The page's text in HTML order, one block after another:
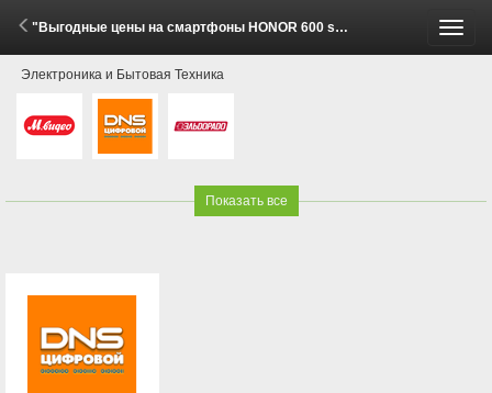
"Выгодные цены на смартфоны HONOR 600 series!" (28 Мая - 17 Июня 2026)
Электроника и Бытовая Техника
Показать все